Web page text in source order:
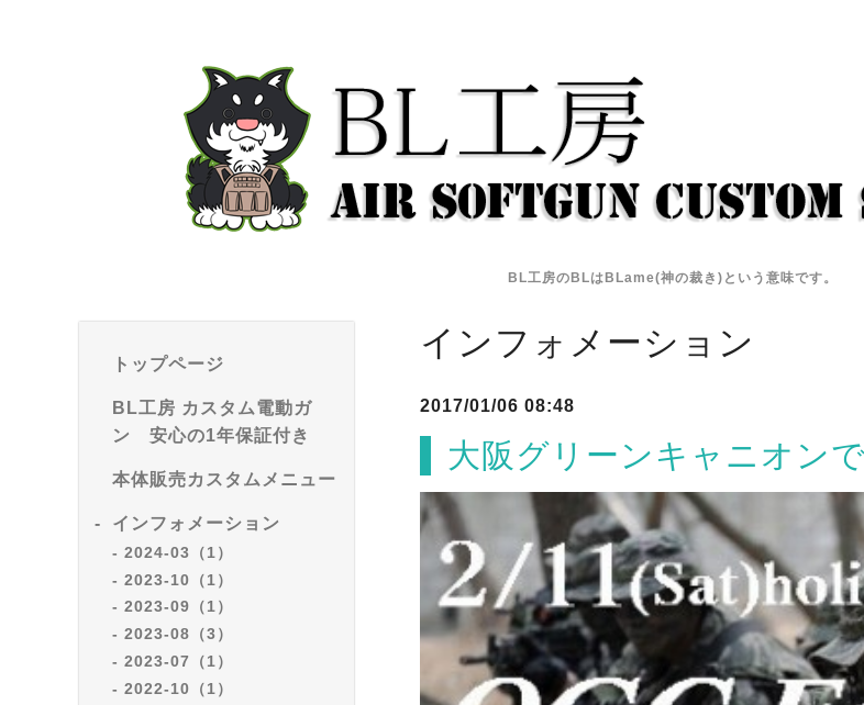
BL工房のBLはBLame(神の裁き)という意味です。
トップページ
BL工房 カスタム電動ガ
ン 安心の1年保証付き
本体販売カスタムメニュー
インフォメーション
2024-03（1）
2023-10（1）
2023-09（1）
2023-08（3）
2023-07（1）
2022-10（1）
インフォメーション
2017/01/06 08:48
大阪グリーンキャニオン